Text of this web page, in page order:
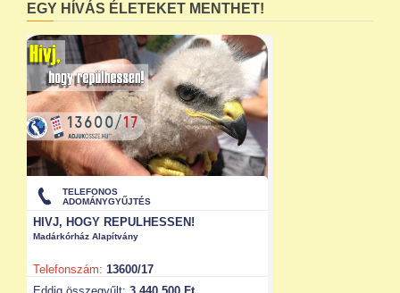
EGY HÍVÁS ÉLETEKET MENTHET!